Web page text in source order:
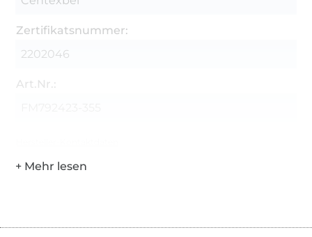
Zertifikatsnummer:
2202046
Art.Nr.: